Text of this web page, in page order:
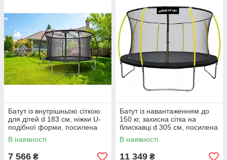
Батут із внутрішньою сіткою
для дітей d 183 см, ніжки U-
подібної форми, посилена
рама, до 90 кг, чорний
В наявності
7 566 ₴
Батут із навантаженням до
150 кг, захисна сітка на
блискавці d 305 см, посилена
рама каркасу, ніжки U-
подібної форми
В наявності
11 349 ₴